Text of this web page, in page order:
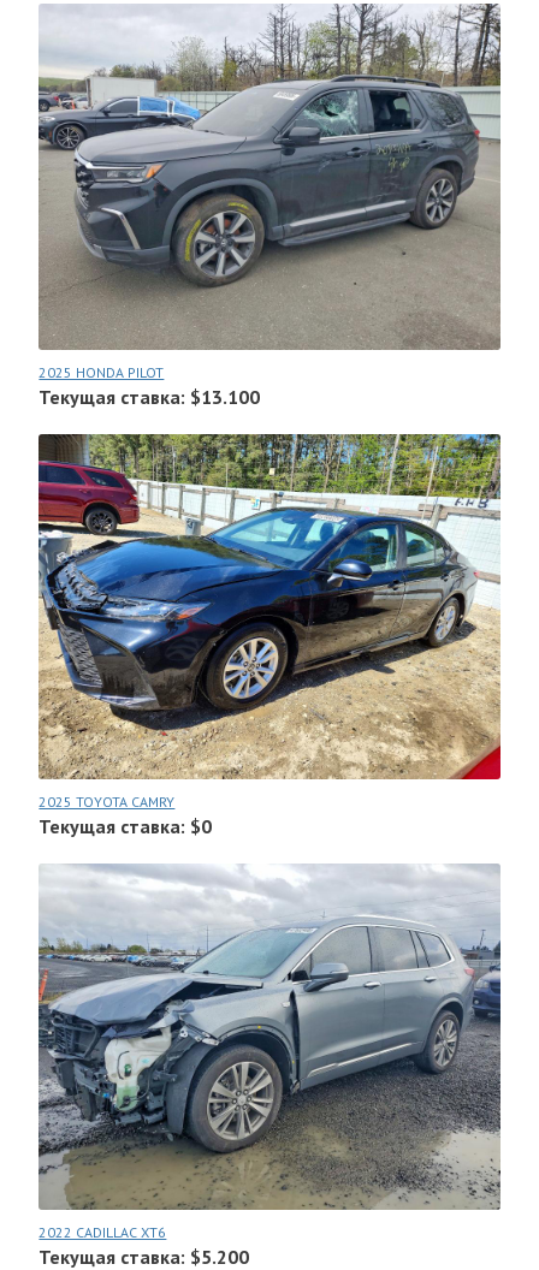
2025 HONDA PILOT
Текущая ставка: $13.100
2025 TOYOTA CAMRY
Текущая ставка: $0
2022 CADILLAC XT6
Текущая ставка: $5.200